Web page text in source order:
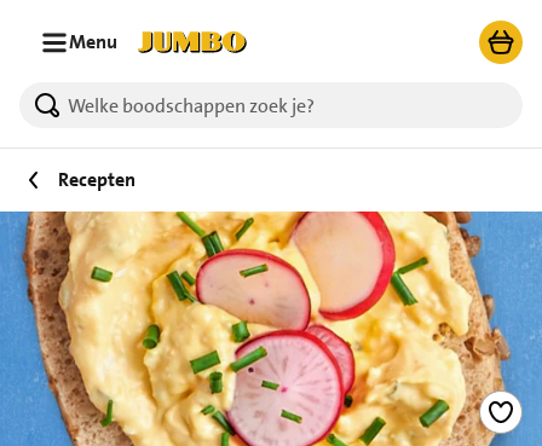
Menu
Recepten